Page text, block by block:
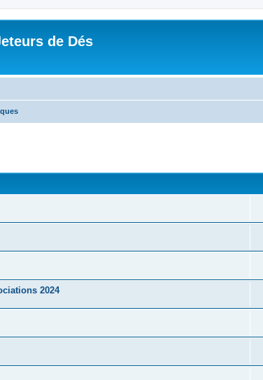
de Dés
2024